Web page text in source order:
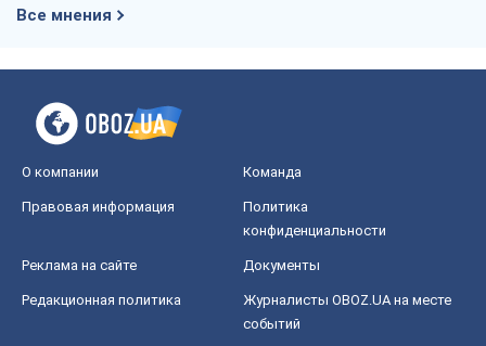
Все мнения
О компании Команда
Правовая информация
Политика
конфиденциальности
Реклама на сайте Документы
Редакционная политика
Журналисты OBOZ.UA на месте
событий